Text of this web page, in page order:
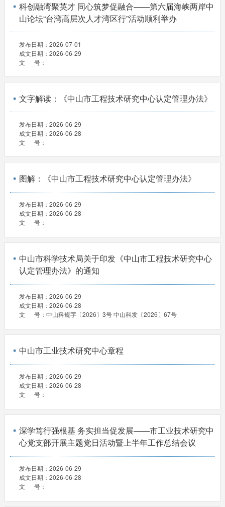
科创融湾聚英才 同心筑梦促融合——第六届海峡两岸中
山论坛“台湾高层次人才湾区行”活动顺利举办
发布日期： 2026-07-01
成文日期： 2026-06-29
文 号：
文字解读：《中山市工程技术研究中心认定管理办法》
发布日期： 2026-06-29
成文日期： 2026-06-28
文 号：
图解：《中山市工程技术研究中心认定管理办法》
发布日期： 2026-06-29
成文日期： 2026-06-28
文 号：
中山市科学技术局关于印发《中山市工程技术研究中心
认定管理办法》的通知
发布日期： 2026-06-29
成文日期： 2026-06-28
文 号： 中山科规字〔2026〕3号 中山科发〔2026〕67号
中山市工业技术研究中心章程
发布日期： 2026-06-29
成文日期： 2026-06-28
文 号：
深学笃行强根基 务实担当促发展——市工业技术研究中
心党支部开展主题党日活动暨上半年工作总结会议
发布日期： 2026-06-29
成文日期： 2026-06-28
文 号：